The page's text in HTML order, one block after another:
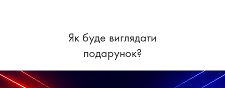
Як буде виглядати
подарунок?